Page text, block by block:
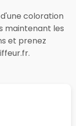
coloration
maintenant les
et prenez